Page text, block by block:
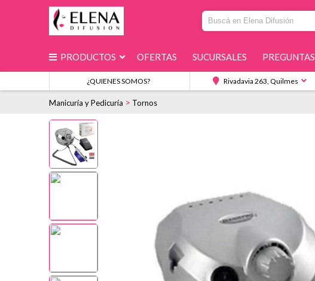
PRODUCTOS OFERTAS SUCURSALES PREGUNTAS
¿QUIENES SOMOS? Rivadavia 263, Quilmes
Manicuría y Pedicuría > Tornos